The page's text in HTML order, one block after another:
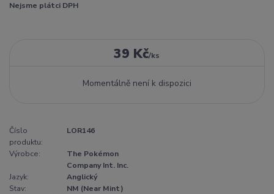
Nejsme plátci DPH
39 Kč/ks
Momentálně není k dispozici
Číslo
produktu:
LOR146
Výrobce:
The Pokémon
Company Int. Inc.
Jazyk:
Anglický
Stav:
NM (Near Mint)